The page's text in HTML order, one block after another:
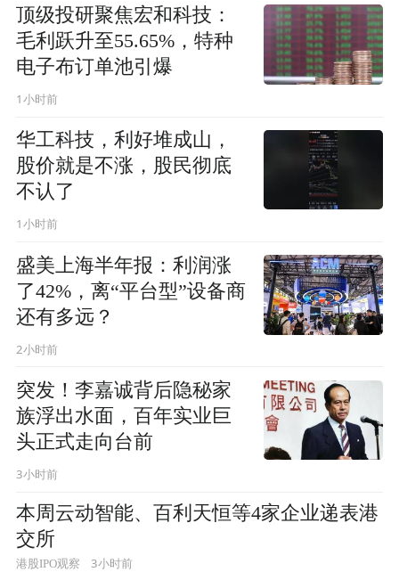
顶级投研聚焦宏和科技：
毛利跃升至55.65%，特种
电子布订单池引爆
1小时前
华工科技，利好堆成山，
股价就是不涨，股民彻底
不认了
1小时前
盛美上海半年报：利润涨
了42%，离“平台型”设备商
还有多远？
2小时前
突发！李嘉诚背后隐秘家
族浮出水面，百年实业巨
头正式走向台前
3小时前
本周云动智能、百利天恒等4家企业递表港
交所
港股IPO观察 3小时前